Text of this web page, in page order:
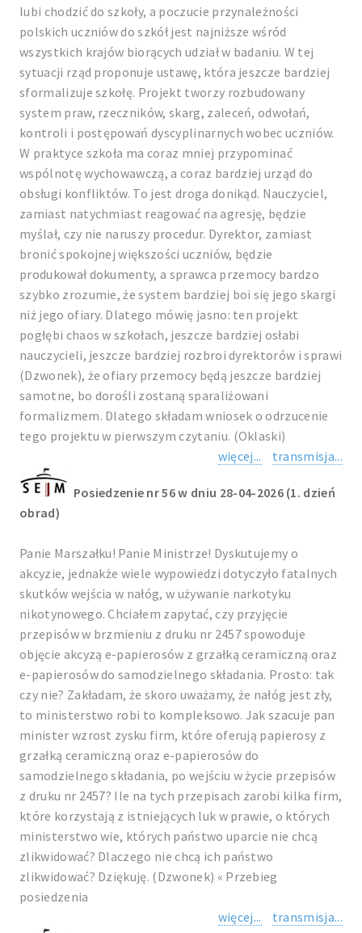
lubi chodzić do szkoły, a poczucie przynależności
polskich uczniów do szkół jest najniższe wśród
wszystkich krajów biorących udział w badaniu. W tej
sytuacji rząd proponuje ustawę, która jeszcze bardziej
sformalizuje szkołę. Projekt tworzy rozbudowany
system praw, rzeczników, skarg, zaleceń, odwołań,
kontroli i postępowań dyscyplinarnych wobec uczniów.
W praktyce szkoła ma coraz mniej przypominać
wspólnotę wychowawczą, a coraz bardziej urząd do
obsługi konfliktów. To jest droga donikąd. Nauczyciel,
zamiast natychmiast reagować na agresję, będzie
myślał, czy nie naruszy procedur. Dyrektor, zamiast
bronić spokojnej większości uczniów, będzie
produkował dokumenty, a sprawca przemocy bardzo
szybko zrozumie, że system bardziej boi się jego skargi
niż jego ofiary. Dlatego mówię jasno: ten projekt
pogłębi chaos w szkołach, jeszcze bardziej osłabi
nauczycieli, jeszcze bardziej rozbroi dyrektorów i sprawi
(Dzwonek), że ofiary przemocy będą jeszcze bardziej
samotne, bo dorośli zostaną sparaliżowani
formalizmem. Dlatego składam wniosek o odrzucenie
tego projektu w pierwszym czytaniu. (Oklaski)
więcej...
transmisja...
Posiedzenie nr 56 w dniu 28-04-2026 (1. dzień
obrad)
Panie Marszałku! Panie Ministrze! Dyskutujemy o
akcyzie, jednakże wiele wypowiedzi dotyczyło fatalnych
skutków wejścia w nałóg, w używanie narkotyku
nikotynowego. Chciałem zapytać, czy przyjęcie
przepisów w brzmieniu z druku nr 2457 spowoduje
objęcie akcyzą e-papierosów z grzałką ceramiczną oraz
e-papierosów do samodzielnego składania. Prosto: tak
czy nie? Zakładam, że skoro uważamy, że nałóg jest zły,
to ministerstwo robi to kompleksowo. Jak szacuje pan
minister wzrost zysku firm, które oferują papierosy z
grzałką ceramiczną oraz e-papierosów do
samodzielnego składania, po wejściu w życie przepisów
z druku nr 2457? Ile na tych przepisach zarobi kilka firm,
które korzystają z istniejących luk w prawie, o których
ministerstwo wie, których państwo uparcie nie chcą
zlikwidować? Dlaczego nie chcą ich państwo
zlikwidować? Dziękuję. (Dzwonek) « Przebieg
posiedzenia
więcej...
transmisja...